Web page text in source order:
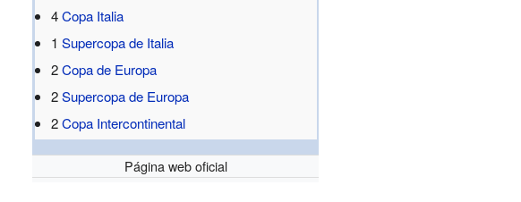
4Copa Italia
1Supercopa de Italia
2Copa de Europa
2Supercopa de Europa
2Copa Intercontinental
Página web oficial